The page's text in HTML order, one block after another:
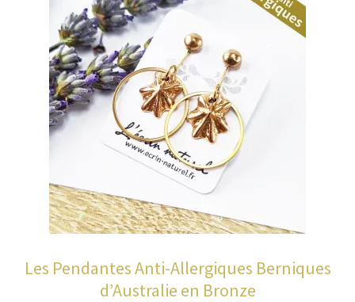
Les Pendantes Anti-Allergiques Berniques
d’Australie en Bronze